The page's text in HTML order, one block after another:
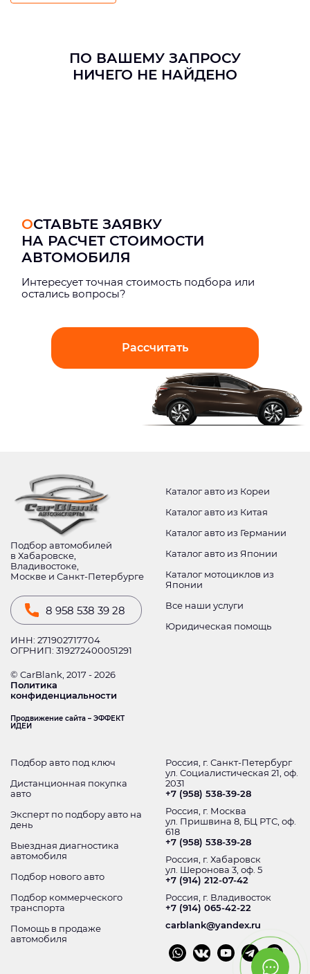
ПО ВАШЕМУ ЗАПРОСУ
НИЧЕГО НЕ НАЙДЕНО
ОСТАВЬТЕ ЗАЯВКУ
НА РАСЧЕТ СТОИМОСТИ
АВТОМОБИЛЯ
Интерeсует точная стоимость подбора или
остались вопросы?
Рассчитать
Подбор автомобилей
в Хабаровске,
Владивостоке,
Москве и Санкт-Петербурге
8 958 538 39 28
ИНН: 271902717704
ОГРНИП: 319272400051291
© CarBlank, 2017 - 2026
Политика
конфиденциальности
Продвижение сайта – ЭФФЕКТ
ИДЕИ
Каталог авто из Кореи
Каталог авто из Китая
Каталог авто из Германии
Каталог авто из Японии
Каталог мотоциклов из
Японии
Все наши услуги
Юридическая помощь
Подбор авто под ключ
Дистанционная покупка
авто
Эксперт по подбору авто на
день
Выездная диагностика
автомобиля
Подбор нового авто
Подбор коммерческого
транспорта
Помощь в продаже
автомобиля
Россия, г. Санкт-Петербург
ул. Социалистическая 21, оф.
2031
+7 (958) 538-39-28
Россия, г. Москва
ул. Пришвина 8, БЦ РТС, оф.
618
+7 (958) 538-39-28
Россия, г. Хабаровск
ул. Шеронова 3, оф. 5
+7 (914) 212-07-42
Россия, г. Владивосток
+7 (914) 065-42-22
carblank@yandex.ru